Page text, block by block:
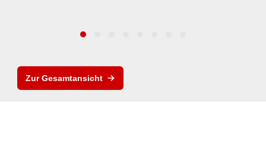
Zur Gesamtansicht